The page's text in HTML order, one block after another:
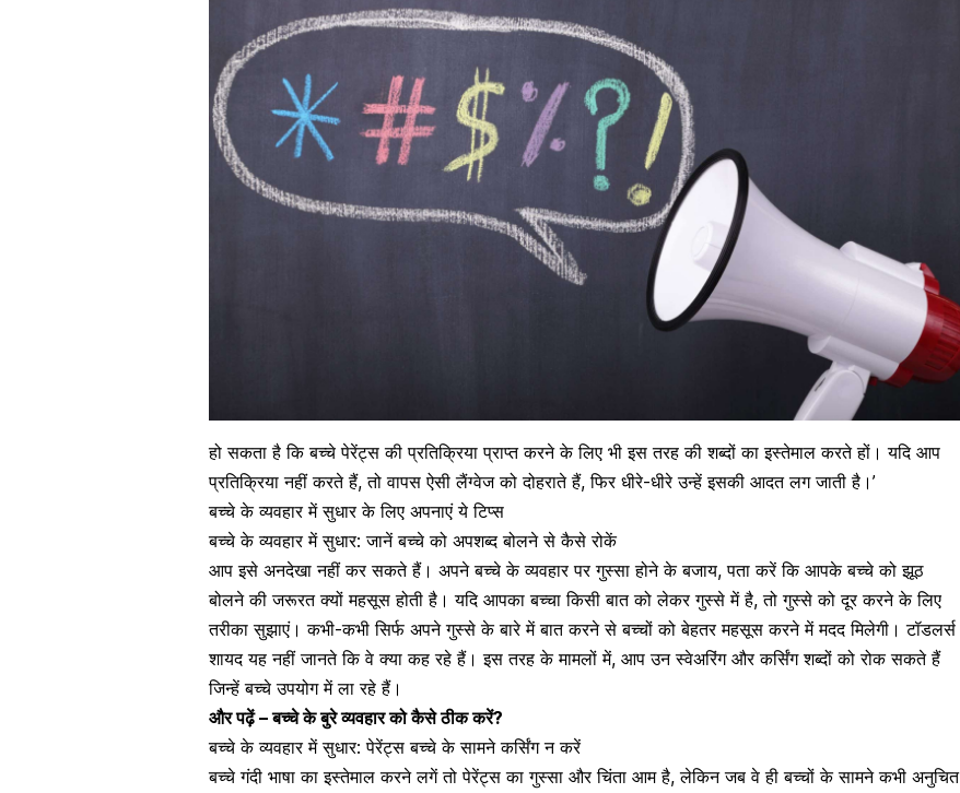
हो सकता है कि बच्चेपेरेंट्स की प्रतिक्रिया प्राप्त करने के लिए भी इस तरह की शब्दों का इस्तेमाल करते हों। यदि आप
प्रतिक्रिया नहीं करते हैं, तो वापस ऐसीलैंग्वेजको दोहराते हैं, फिर धीरे-धीरे उन्हें इसकी आदत लग जाती है।’
बच्चे के व्यवहार में सुधार के लिए अपनाएं ये टिप्स
बच्चे के व्यवहार में सुधार: जानें बच्चे को अपशब्द बोलने से कैसे रोकें
आप इसे अनदेखा नहीं कर सकते हैं। अपनेबच्चे के व्यवहारपर गुस्सा होने के बजाय, पता करें कि आपके बच्चे को झूठ
बोलने की जरूरत क्यों महसूस होती है। यदि आपका बच्चा किसी बात को लेकर गुस्से में है, तोगुस्से को दूर करने के लिए
तरीका सुझाएं। कभी-कभी सिर्फ अपने गुस्से के बारे में बात करने से बच्चों को बेहतर महसूस करने में मदद मिलेगी। टॉडलर्स
शायद यह नहीं जानते कि वे क्या कह रहे हैं।इस तरह के मामलों में, आप उन स्वेअरिंग और कर्सिंग शब्दों को रोक सकते हैं
जिन्हें बच्चे उपयोग में ला रहे हैं।
और पढ़ें –बच्चे के बुरे व्यवहार को कैसे ठीक करें?
बच्चे के व्यवहार में सुधार: पेरेंट्स बच्चे के सामने कर्सिंग न करें
बच्चे गंदी भाषा का इस्तेमाल करने लगें तो पेरेंट्स का गुस्सा औरचिंता आम है, लेकिन जब वे ही बच्चों के सामने कभी अनुचित